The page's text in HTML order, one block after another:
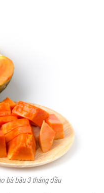
bà bầu 3 tháng đầu